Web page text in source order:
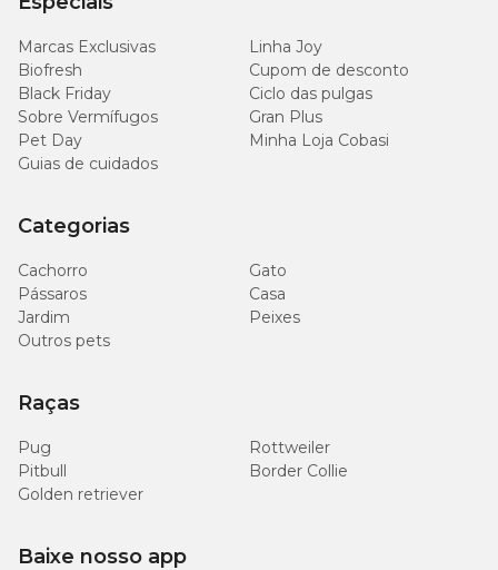
Marcas Exclusivas
Linha Joy
Biofresh
Cupom de desconto
Black Friday
Ciclo das pulgas
Sobre Vermífugos
Gran Plus
Pet Day
Minha Loja Cobasi
Guias de cuidados
Categorias
Cachorro
Gato
Pássaros
Casa
Jardim
Peixes
Outros pets
Raças
Pug
Rottweiler
Pitbull
Border Collie
Golden retriever
Baixe nosso app